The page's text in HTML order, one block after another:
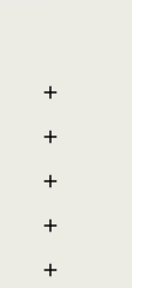




